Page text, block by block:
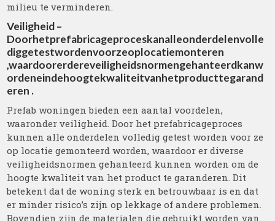
milieu te verminderen.
Veiligheid –
Doorhetprefabricageproceskanalleonderdelenvolle
diggetestwordenvoorzeoplocatiemonteren
,waardoorerdereveiligheidsnormengehanteerdkanw
ordeneindehoogtekwaliteitvanhetproducttegarand
eren .
Prefab woningen bieden een aantal voordelen,
waaronder veiligheid. Door het prefabricageproces
kunnen alle onderdelen volledig getest worden voor ze
op locatie gemonteerd worden, waardoor er diverse
veiligheidsnormen gehanteerd kunnen worden om de
hoogte kwaliteit van het product te garanderen. Dit
betekent dat de woning sterk en betrouwbaar is en dat
er minder risico’s zijn op lekkage of andere problemen.
Bovendien zijn de materialen die gebruikt worden van